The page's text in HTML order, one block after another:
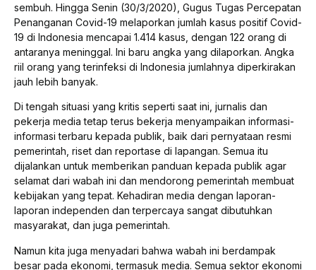
sembuh. Hingga Senin (30/3/2020), Gugus Tugas Percepatan
Penanganan Covid-19 melaporkan jumlah kasus positif Covid-
19 di Indonesia mencapai 1.414 kasus, dengan 122 orang di
antaranya meninggal. Ini baru angka yang dilaporkan. Angka
riil orang yang terinfeksi di Indonesia jumlahnya diperkirakan
jauh lebih banyak.
Di tengah situasi yang kritis seperti saat ini, jurnalis dan
pekerja media tetap terus bekerja menyampaikan informasi-
informasi terbaru kepada publik, baik dari pernyataan resmi
pemerintah, riset dan reportase di lapangan. Semua itu
dijalankan untuk memberikan panduan kepada publik agar
selamat dari wabah ini dan mendorong pemerintah membuat
kebijakan yang tepat. Kehadiran media dengan laporan-
laporan independen dan terpercaya sangat dibutuhkan
masyarakat, dan juga pemerintah.
Namun kita juga menyadari bahwa wabah ini berdampak
besar pada ekonomi, termasuk media. Semua sektor ekonomi